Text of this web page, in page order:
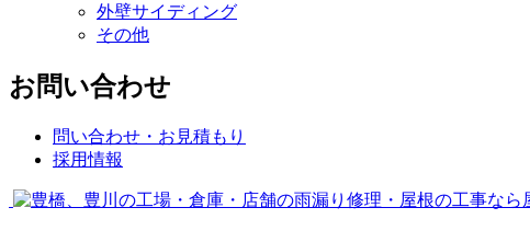
外壁サイディング
その他
お問い合わせ
問い合わせ・お見積もり
採用情報